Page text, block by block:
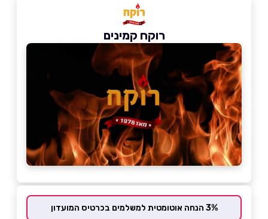
רוקח קמינים
3% הנחה אוטומטית למשלמים בכרטיס המועדון